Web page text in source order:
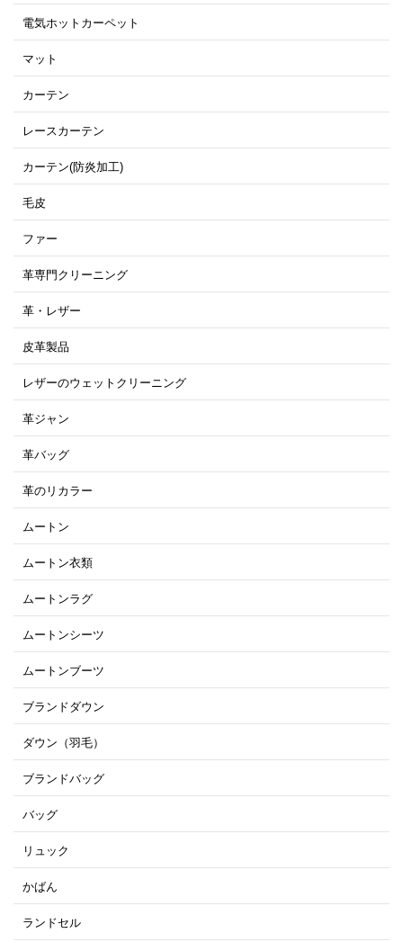
電気ホットカーペット
マット
カーテン
レースカーテン
カーテン(防炎加工)
毛皮
ファー
革専門クリーニング
革・レザー
皮革製品
レザーのウェットクリーニング
革ジャン
革バッグ
革のリカラー
ムートン
ムートン衣類
ムートンラグ
ムートンシーツ
ムートンブーツ
ブランドダウン
ダウン（羽毛）
ブランドバッグ
バッグ
リュック
かばん
ランドセル